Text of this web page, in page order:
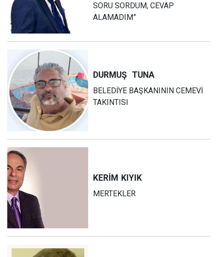
SORU SORDUM, CEVAP
ALAMADIM”
DURMUŞ TUNA
BELEDİYE BAŞKANININ CEMEVİ
TAKINTISI
KERİM KIYIK
MERTEKLER